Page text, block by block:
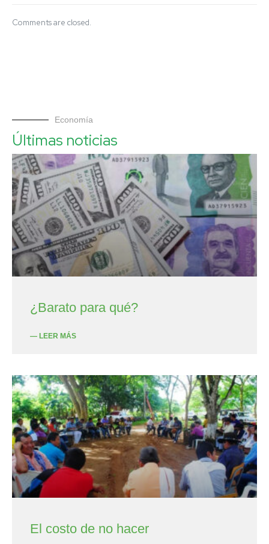
Comments are closed.
Economía
Últimas noticias
¿Barato para qué?
— LEER MÁS
El costo de no hacer